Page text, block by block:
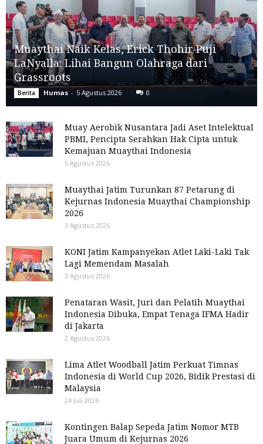
Muaythai Naik Kelas, Erick Thohir Puji
LaNyalla: Lihai Bangun Olahraga dari
Grassroots
Berita Humas - 5 Agustus 2026 0
Muay Aerobik Nusantara Jadi Aset Intelektual
PBMI, Pencipta Serahkan Hak Cipta untuk
Kemajuan Muaythai Indonesia
5 Agustus 2026
Muaythai Jatim Turunkan 87 Petarung di
Kejurnas Indonesia Muaythai Championship
2026
3 Agustus 2026
KONI Jatim Kampanyekan Atlet Laki-Laki Tak
Lagi Memendam Masalah
3 Agustus 2026
Penataran Wasit, Juri dan Pelatih Muaythai
Indonesia Dibuka, Empat Tenaga IFMA Hadir
di Jakarta
2 Agustus 2026
Lima Atlet Woodball Jatim Perkuat Timnas
Indonesia di World Cup 2026, Bidik Prestasi di
Malaysia
24 Juli 2026
Kontingen Balap Sepeda Jatim Nomor MTB
Juara Umum di Kejurnas 2026